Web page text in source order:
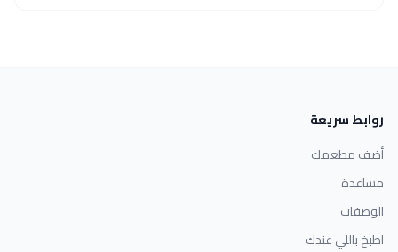
روابط سريعة
أضف مطعمك
مساعدة
الوصفات
اطبخ باللي عندك